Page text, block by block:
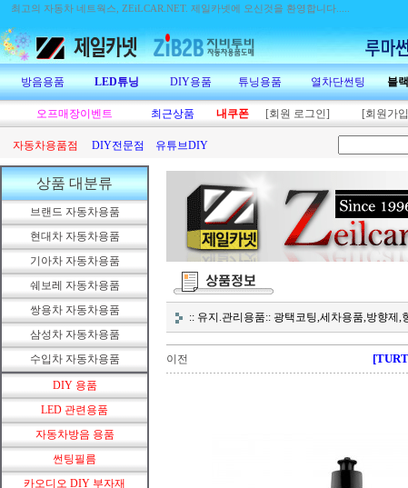
최고의 자동차 네트웍스, ZEiLCAR.NET. 제일카넷에 오신것을 환영합니다.....
방음용품 LED튜닝 DIY용품 튜닝용품 열차단썬팅 블
오프매장이벤트 최근상품 내쿠폰 [회원 로그인] [회원가
자동차용품점 DIY전문점 유튜브DIY
상품 대분류
브랜드 자동차용품
현대차 자동차용품
기아차 자동차용품
쉐보레 자동차용품
쌍용차 자동차용품
삼성차 자동차용품
수입차 자동차용품
DIY 용품
LED 관련용품
자동차방음 용품
썬팅필름
카오디오 DIY 부자재
:: 유지.관리용품:: 광택코팅,세차용품,방향제,
이전